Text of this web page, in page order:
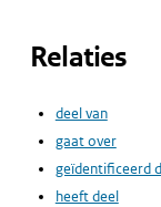
Relaties
deel van
gaat over
geïdentificeerd
heeft deel